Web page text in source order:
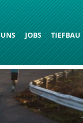
JOBS TIEFBAU